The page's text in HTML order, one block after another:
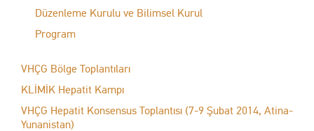
Düzenleme Kurulu ve Bilimsel Kurul
Program
VHÇG Bölge Toplantıları
KLİMİK Hepatit Kampı
VHÇG Hepatit Konsensus Toplantısı (7-9 Şubat 2014, Atina-
Yunanistan)